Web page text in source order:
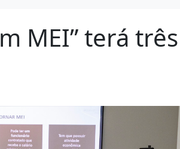
MEI” terá três